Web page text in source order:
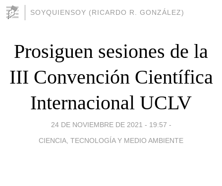
SOYQUIENSOY (RICARDO R. GONZÁLEZ)
Prosiguen sesiones de la
III Convención Científica
Internacional UCLV
24 DE NOVIEMBRE DE 2021 - 19:57 -
CIENCIA, TECNOLOGÍA Y MEDIO AMBIENTE